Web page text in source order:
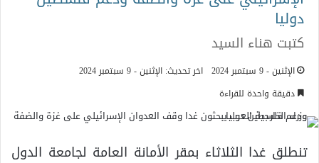
دوليا
كتبت هناء السيد
الإثنين - 9 سبتمبر 2024
اخر تحديث: الإثنين - 9 سبتمبر 2024
دقيقة واحدة للقراءة
تنطلق غدا الثلاثاء بمقر الأمانة العامة لجامعة الدول